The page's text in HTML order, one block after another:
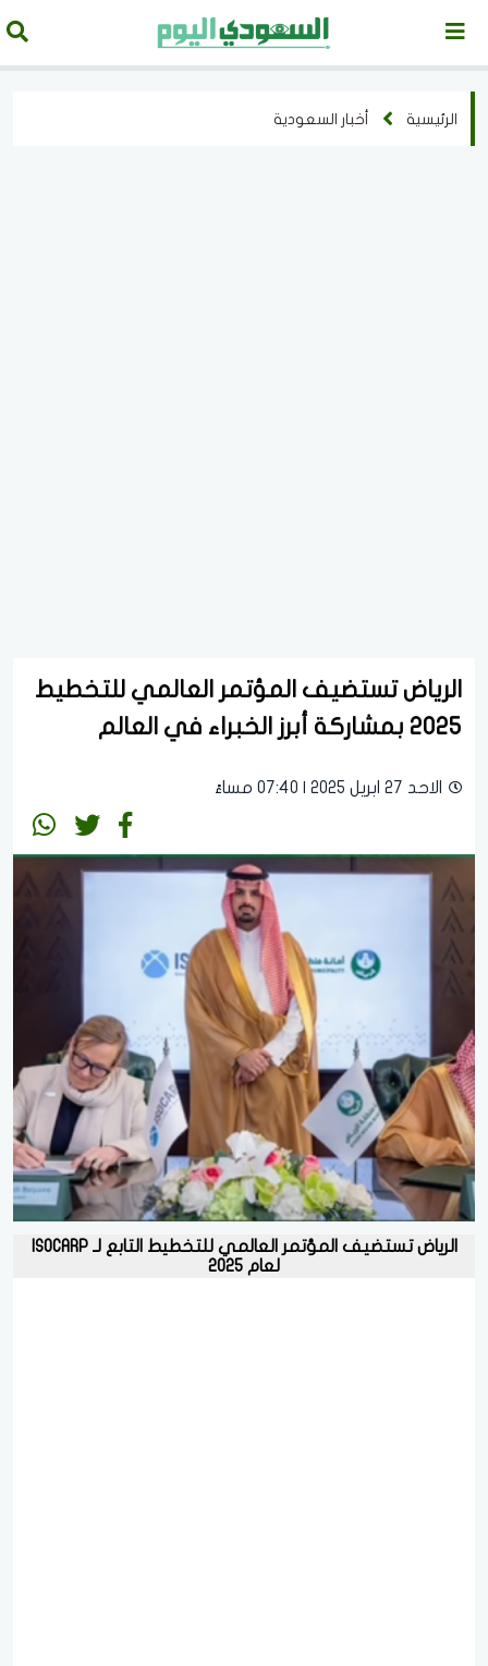
الرئيسية أخبار السعودية
الرياض تستضيف المؤتمر العالمي للتخطيط
2025 بمشاركة أبرز الخبراء في العالم
الاحد 27 ابريل 2025 | 07:40 مساءً
الرياض تستضيف المؤتمر العالمي للتخطيط التابع لـ ISOCARP
لعام 2025